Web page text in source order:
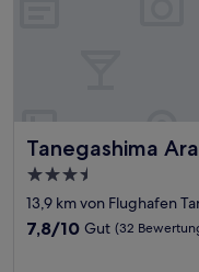
Tanegashima
Tanegashima Araki
3.5-
Sterne-
Unterkunft
13,9 km von Flughafen
7.8
7,8/10 Gut (32